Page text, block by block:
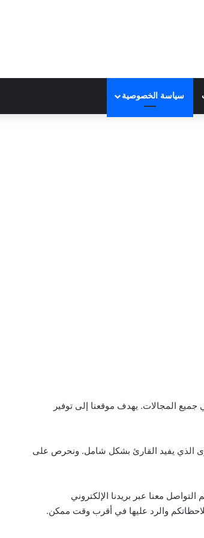
سياسة الخصوصية
المجالات. يهدف موقعنا إلى توفير
الذي يفيد القارئ بشكل شامل. ونحرص على
معنا عبر بريدنا الإلكتروني
والرد عليها في أقرب وقت ممكن.